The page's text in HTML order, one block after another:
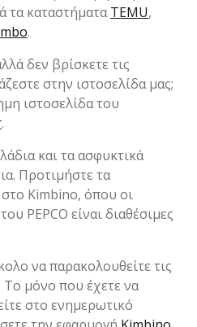
τα καταστήματαTEMU,
.
δεν βρίσκετε τις
στην ιστοσελίδα μας;
ιστοσελίδα του
.
και τα ασφυκτικά
Προτιμήστε τα
Kimbino, όπου οι
PEPCO είναι διαθέσιμες
να παρακολουθείτε τις
Το μόνο που έχετε να
στο ενημερωτικό